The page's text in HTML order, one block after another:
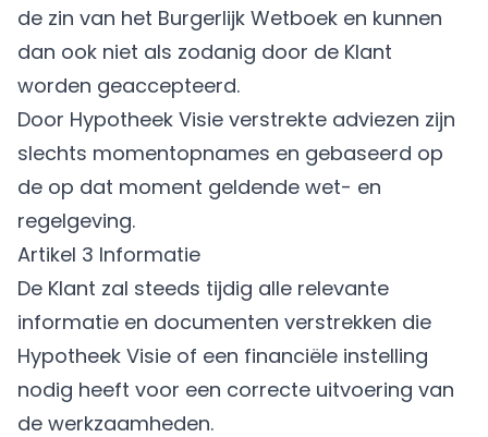
de zin van het Burgerlijk Wetboek en kunnen
dan ook niet als zodanig door de Klant
worden geaccepteerd.
Door Hypotheek Visie verstrekte adviezen zijn
slechts momentopnames en gebaseerd op
de op dat moment geldende wet- en
regelgeving.
Artikel 3 Informatie
De Klant zal steeds tijdig alle relevante
informatie en documenten verstrekken die
Hypotheek Visie of een financiële instelling
nodig heeft voor een correcte uitvoering van
de werkzaamheden.